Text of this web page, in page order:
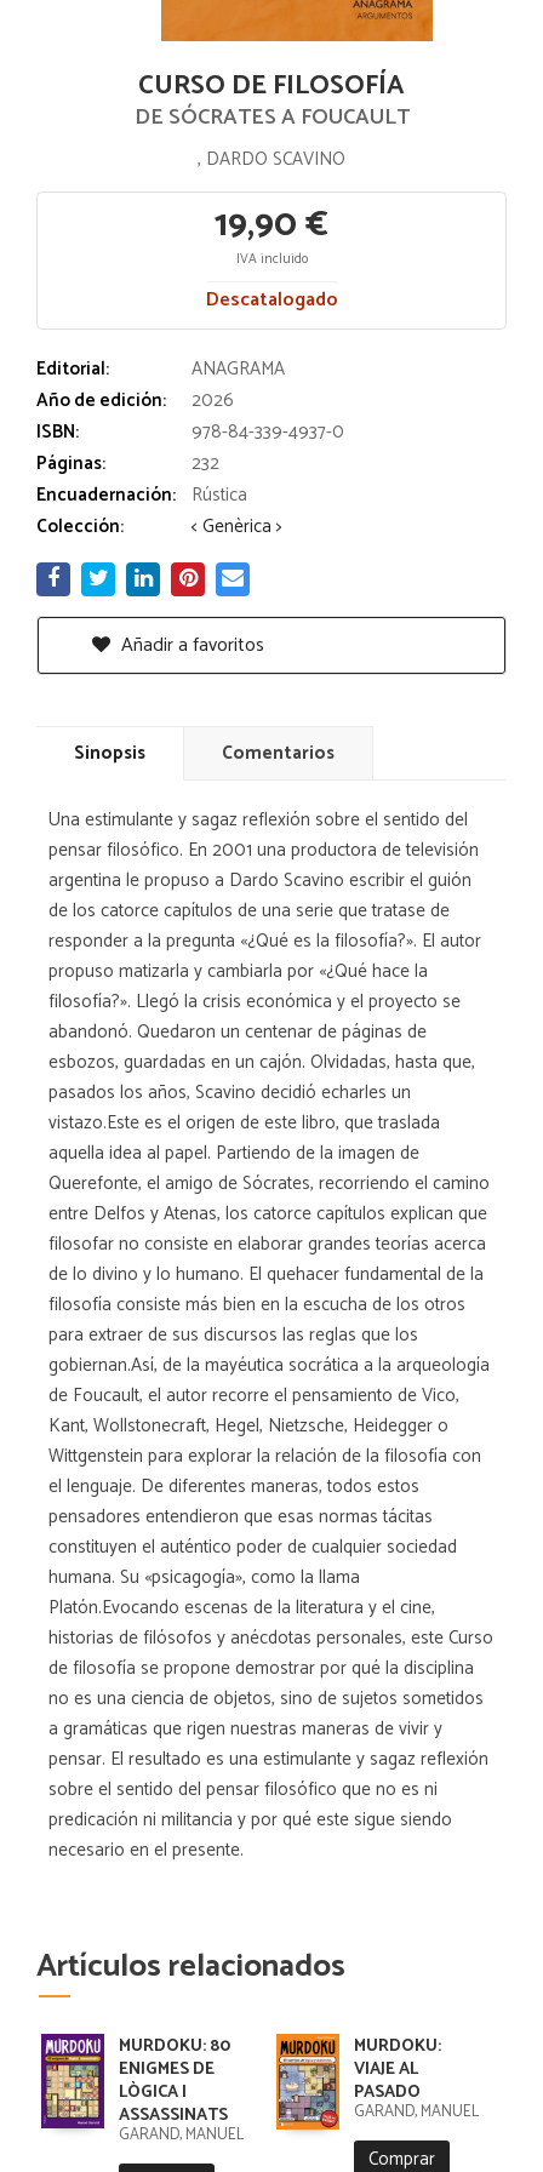
CURSO DE FILOSOFÍA
DE SÓCRATES A FOUCAULT
, DARDO SCAVINO
19,90 €
IVA incluido
Descatalogado
Editorial:
ANAGRAMA
Año de edición:
2026
ISBN:
978-84-339-4937-0
Páginas:
232
Encuadernación: Rústica
Colección:
< Genèrica >
Añadir a favoritos
Sinopsis Comentarios
Una estimulante y sagaz reflexión sobre el sentido del
pensar filosófico. En 2001 una productora de televisión
argentina le propuso a Dardo Scavino escribir el guión
de los catorce capítulos de una serie que tratase de
responder a la pregunta «¿Qué es la filosofía?». El autor
propuso matizarla y cambiarla por «¿Qué hace la
filosofía?». Llegó la crisis económica y el proyecto se
abandonó. Quedaron un centenar de páginas de
esbozos, guardadas en un cajón. Olvidadas, hasta que,
pasados los años, Scavino decidió echarles un
vistazo.Este es el origen de este libro, que traslada
aquella idea al papel. Partiendo de la imagen de
Querefonte, el amigo de Sócrates, recorriendo el camino
entre Delfos y Atenas, los catorce capítulos explican que
filosofar no consiste en elaborar grandes teorías acerca
de lo divino y lo humano. El quehacer fundamental de la
filosofía consiste más bien en la escucha de los otros
para extraer de sus discursos las reglas que los
gobiernan.Así, de la mayéutica socrática a la arqueología
de Foucault, el autor recorre el pensamiento de Vico,
Kant, Wollstonecraft, Hegel, Nietzsche, Heidegger o
Wittgenstein para explorar la relación de la filosofía con
el lenguaje. De diferentes maneras, todos estos
pensadores entendieron que esas normas tácitas
constituyen el auténtico poder de cualquier sociedad
humana. Su «psicagogía», como la llama
Platón.Evocando escenas de la literatura y el cine,
historias de filósofos y anécdotas personales, este Curso
de filosofía se propone demostrar por qué la disciplina
no es una ciencia de objetos, sino de sujetos sometidos
a gramáticas que rigen nuestras maneras de vivir y
pensar. El resultado es una estimulante y sagaz reflexión
sobre el sentido del pensar filosófico que no es ni
predicación ni militancia y por qué este sigue siendo
necesario en el presente.
Artículos relacionados
MURDOKU: 80
ENIGMES DE
LÒGICA I
ASSASSINATS
GARAND, MANUEL
MURDOKU:
VIAJE AL
PASADO
GARAND, MANUEL
Comprar